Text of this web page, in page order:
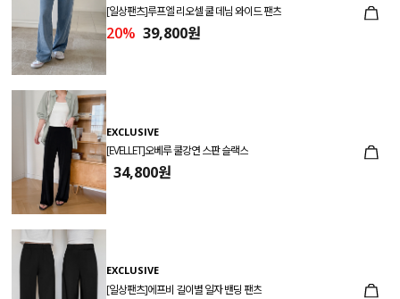
[일상팬츠]루프엘 리오셀 쿨 데님 와이드 팬츠
20% 39,800원
EXCLUSIVE
[EVELLET]오베루 쿨강연 스판 슬랙스
34,800원
EXCLUSIVE
[일상팬츠]에프비 길이별 일자 밴딩 팬츠